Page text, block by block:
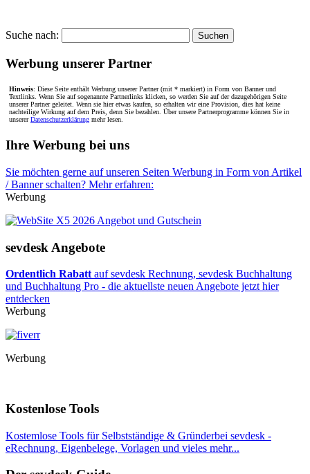
Suche nach:
Werbung unserer Partner
Hinweis: Diese Seite enthält Werbung unserer Partner (mit * markiert) in Form von Banner und
Textlinks. Wenn Sie auf sogenannte Partnerlinks klicken, so werden Sie auf der dazugehörigen Seite
unserer Partner geleitet. Wenn sie hier etwas kaufen, so erhalten wir eine Provision, dies hat keine
nachteilige Wirkung auf dem Preis, denn Sie bezahlen. Über unsere Partnerprogramme können Sie in
unsererDatenschutzerklärung mehr lesen.
Ihre Werbung bei uns
Sie möchten gerne auf unseren Seiten Werbung in Form von Artikel
/ Banner schalten? Mehr erfahren:
Werbung
sevdesk Angebote
Ordentlich Rabatt auf sevdesk Rechnung, sevdesk Buchhaltung
und Buchhaltung Pro - die aktuellste neuen Angebote jetzt hier
entdecken
Werbung
Werbung
Kostenlose Tools
Kostemlose Tools für Selbstständige & Gründerbei sevdesk -
eRechnung, Eigenbelege, Vorlagen und vieles mehr...